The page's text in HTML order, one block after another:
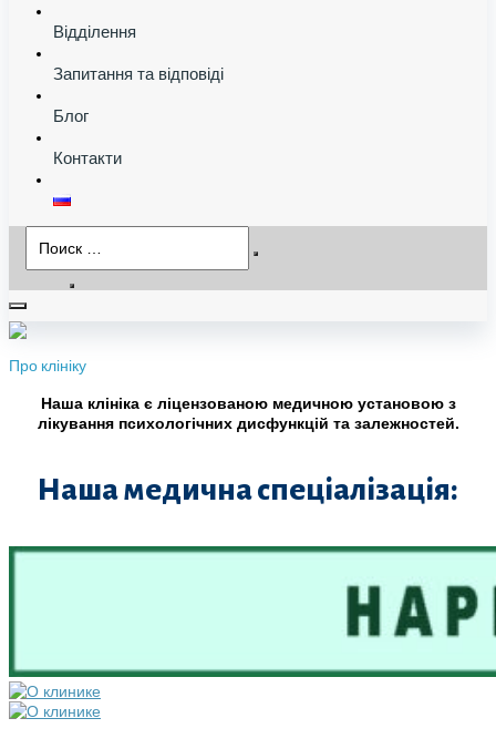
Відділення
Запитання та відповіді
Блог
Контакти
Про клініку
Наша клініка є ліцензованою медичною установою з
лікування психологічних дисфункцій та залежностей.
Наша медична спеціалізація: